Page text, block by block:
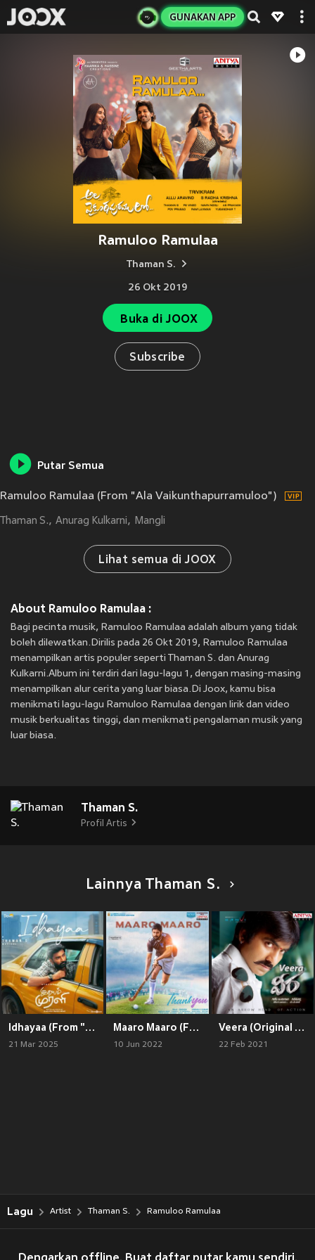
GUNAKAN APP
Ramuloo Ramulaa
Thaman S.
26 Okt 2019
Buka di JOOX
Subscribe
Putar Semua
Ramuloo Ramulaa (From "Ala Vaikunthapurramuloo")
Thaman S. Anurag Kulkarni Mangli
Lihat semua di JOOX
About Ramuloo Ramulaa :
Bagi pecinta musik, Ramuloo Ramulaa adalah album yang tidak
boleh dilewatkan.Dirilis pada 26 Okt 2019, Ramuloo Ramulaa
menampilkan artis populer seperti Thaman S. dan Anurag
Kulkarni.Album ini terdiri dari lagu-lagu 1, dengan masing-masing
menampilkan alur cerita yang luar biasa.Di Joox, kamu bisa
menikmati lagu-lagu Ramuloo Ramulaa dengan lirik dan video
musik berkualitas tinggi, dan menikmati pengalaman musik yang
luar biasa.
Thaman S.
Profil Artis
Lainnya Thaman S.
Idhayaa (From "Idhayam Murali")
21 Mar 2025
Maaro Maaro (From"Thank You")
10 Jun 2022
Veera (Original Motion Picture Soundtrack)
22 Feb 2021
Lagu Artist Thaman S. Ramuloo Ramulaa